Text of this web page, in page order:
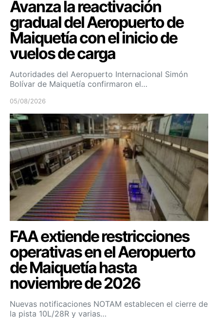
Avanza la reactivación
gradual del Aeropuerto de
Maiquetía con el inicio de
vuelos de carga
Autoridades del Aeropuerto Internacional Simón
Bolívar de Maiquetía confirmaron el…
05/08/2026
FAA extiende restricciones
operativas en el Aeropuerto
de Maiquetía hasta
noviembre de 2026
Nuevas notificaciones NOTAM establecen el cierre de
la pista 10L/28R y varias…